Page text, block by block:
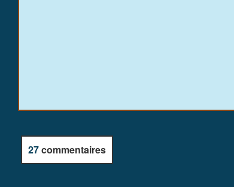
27commentaires